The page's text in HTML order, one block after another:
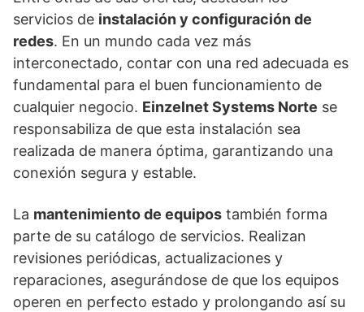
servicios de instalación y configuración de
redes. En un mundo cada vez más
interconectado, contar con una red adecuada es
fundamental para el buen funcionamiento de
cualquier negocio. Einzelnet Systems Norte se
responsabiliza de que esta instalación sea
realizada de manera óptima, garantizando una
conexión segura y estable.
La mantenimiento de equipos también forma
parte de su catálogo de servicios. Realizan
revisiones periódicas, actualizaciones y
reparaciones, asegurándose de que los equipos
operen en perfecto estado y prolongando así su